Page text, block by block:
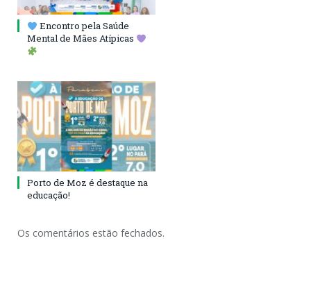
Encontro pela Saúde
Mental de Mães Atípicas
Porto de Moz é destaque na
educação!
Os comentários estão fechados.